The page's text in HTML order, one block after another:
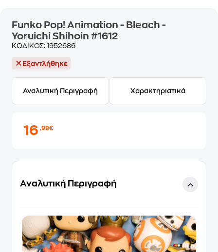
Funko Pop! Animation - Bleach -
Yoruichi Shihoin #1612
ΚΩΔΙΚΟΣ: 1952686
Εξαντλήθηκε
Αναλυτική Περιγραφή Χαρακτηριστικά
16,99€
Αναλυτική Περιγραφή